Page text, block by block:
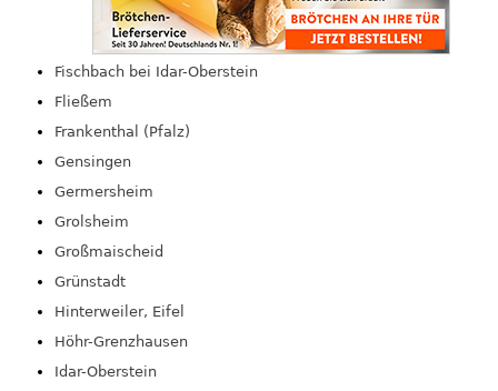
Fischbach bei Idar-Oberstein
Fließem
Frankenthal (Pfalz)
Gensingen
Germersheim
Grolsheim
Großmaischeid
Grünstadt
Hinterweiler, Eifel
Höhr-Grenzhausen
Idar-Oberstein